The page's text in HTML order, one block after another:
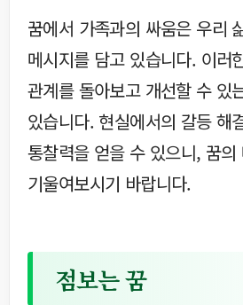
꿈에서 가족과의 싸움은 우리
메시지를 담고 있습니다. 이러
관계를 돌아보고 개선할 수 있
있습니다. 현실에서의 갈등 해
통찰력을 얻을 수 있으니, 꿈의
기울여보시기 바랍니다.
점보는 꿈